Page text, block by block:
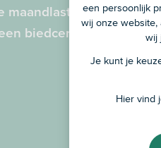
maandlasten kunnen
biedcertificaat.
een persoonlijk
wij onze website,
wij
Je kunt je
Hier vind